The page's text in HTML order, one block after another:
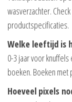
wasverzachter.
productspecificaties.
Welke leeftijd is
0-3 jaar voor
boeken. Boeken met
Hoeveel pixels